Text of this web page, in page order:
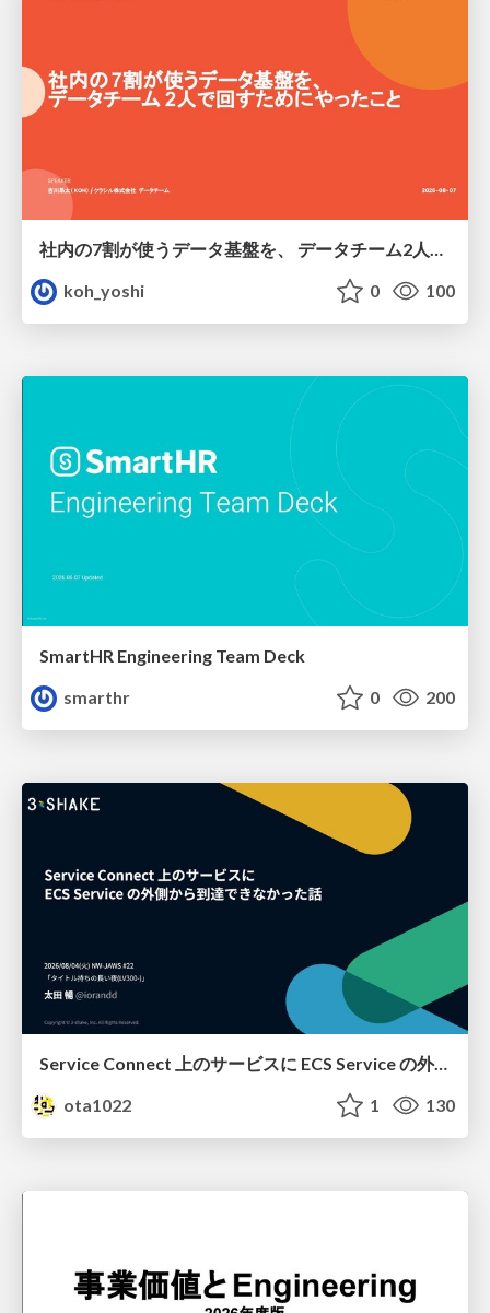
社内の7割が使うデータ基盤を、 データチーム2人で回すためにやったこと
koh_yoshi
0 100
SmartHR Engineering Team Deck
smarthr
0 200
Service Connect 上のサービスに ECS Service の外側から到達できなかった話
ota1022
1 130